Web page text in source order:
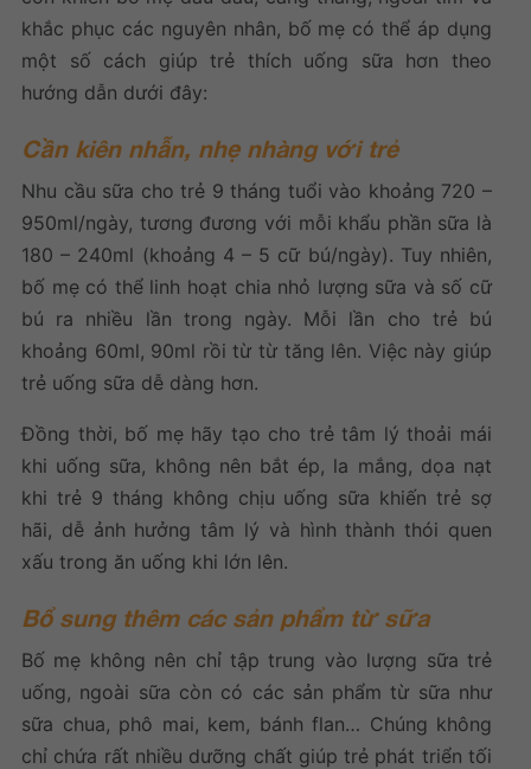
khắc phục các nguyên nhân, bố mẹ có thể áp dụng
một số cách giúp trẻ thích uống sữa hơn theo
hướng dẫn dưới đây:
Cần kiên nhẫn, nhẹ nhàng với trẻ
Nhu cầu sữa cho trẻ 9 tháng tuổi vào khoảng 720 –
950ml/ngày, tương đương với mỗi khẩu phần sữa là
180 – 240ml (khoảng 4 – 5 cữ bú/ngày). Tuy nhiên,
bố mẹ có thể linh hoạt chia nhỏ lượng sữa và số cữ
bú ra nhiều lần trong ngày. Mỗi lần cho trẻ bú
khoảng 60ml, 90ml rồi từ từ tăng lên. Việc này giúp
trẻ uống sữa dễ dàng hơn.
Đồng thời, bố mẹ hãy tạo cho trẻ tâm lý thoải mái
khi uống sữa, không nên bắt ép, la mắng, dọa nạt
khi trẻ 9 tháng không chịu uống sữa khiến trẻ sợ
hãi, dễ ảnh hưởng tâm lý và hình thành thói quen
xấu trong ăn uống khi lớn lên.
Bổ sung thêm các sản phẩm từ sữa
Bố mẹ không nên chỉ tập trung vào lượng sữa trẻ
uống, ngoài sữa còn có các sản phẩm từ sữa như
sữa chua, phô mai, kem, bánh flan… Chúng không
chỉ chứa rất nhiều dưỡng chất giúp trẻ phát triển tối